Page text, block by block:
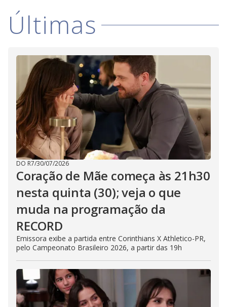
i
d
e
o
Últimas
DO R7/30/07/2026
Coração de Mãe começa às 21h30
nesta quinta (30); veja o que
muda na programação da
RECORD
Emissora exibe a partida entre Corinthians X Athletico-PR,
pelo Campeonato Brasileiro 2026, a partir das 19h